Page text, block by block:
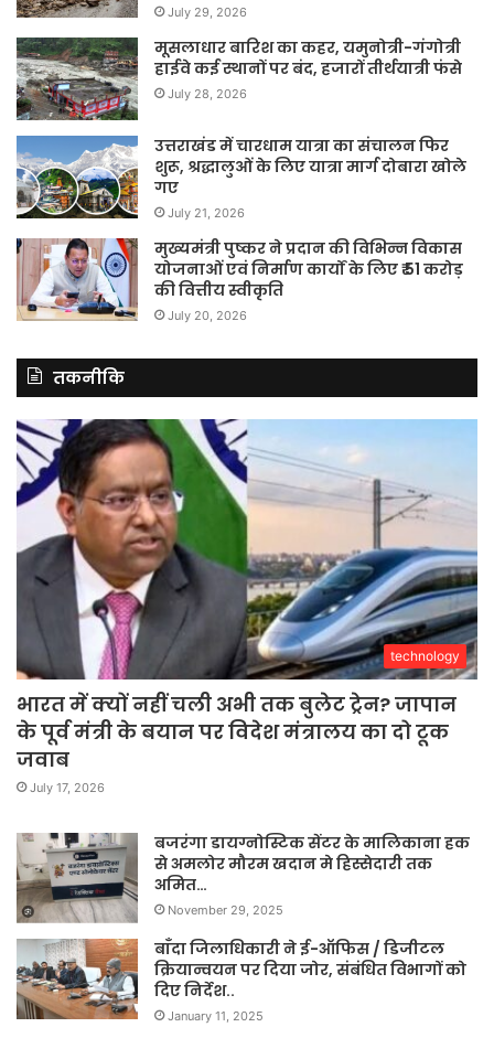
July 29, 2026
मूसलाधार बारिश का कहर, यमुनोत्री-गंगोत्री
हाईवे कई स्थानों पर बंद, हजारों तीर्थयात्री फंसे
July 28, 2026
उत्तराखंड में चारधाम यात्रा का संचालन फिर
शुरू, श्रद्धालुओं के लिए यात्रा मार्ग दोबारा खोले
गए
July 21, 2026
मुख्यमंत्री पुष्कर ने प्रदान की विभिन्न विकास
योजनाओं एवं निर्माण कार्यों के लिए ₹ 51 करोड़
की वित्तीय स्वीकृति
July 20, 2026
तकनीकि
technology
भारत में क्यों नहीं चली अभी तक बुलेट ट्रेन? जापान
के पूर्व मंत्री के बयान पर विदेश मंत्रालय का दो टूक
जवाब
July 17, 2026
बजरंगा डायग्नोस्टिक सेंटर के मालिकाना हक
से अमलोर मौरम खदान मे हिस्सेदारी तक
अमित…
November 29, 2025
बाँदा जिलाधिकारी ने ई-ऑफिस / डिजीटल
क्रियान्वयन पर दिया जोर, संबंधित विभागों को
दिए निर्देश..
January 11, 2025